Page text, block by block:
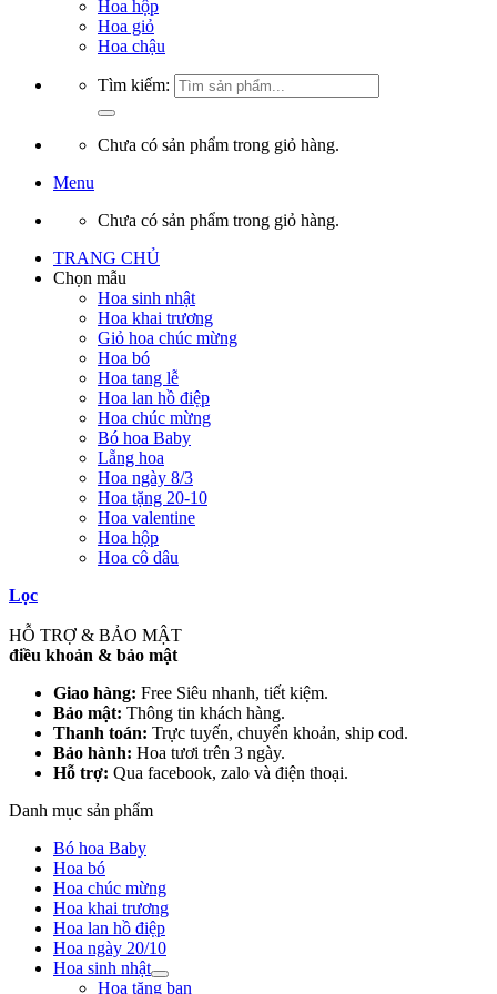
Hoa hộp
Hoa giỏ
Hoa chậu
Tìm kiếm:
Chưa có sản phẩm trong giỏ hàng.
Menu
Chưa có sản phẩm trong giỏ hàng.
TRANG CHỦ
Chọn mẫu
Hoa sinh nhật
Hoa khai trương
Giỏ hoa chúc mừng
Hoa bó
Hoa tang lễ
Hoa lan hồ điệp
Hoa chúc mừng
Bó hoa Baby
Lẵng hoa
Hoa ngày 8/3
Hoa tặng 20-10
Hoa valentine
Hoa hộp
Hoa cô dâu
Lọc
HỖ TRỢ & BẢO MẬT
điều khoản & bảo mật
Giao hàng: Free Siêu nhanh, tiết kiệm.
Bảo mật: Thông tin khách hàng.
Thanh toán: Trực tuyến, chuyển khoản, ship cod.
Bảo hành: Hoa tươi trên 3 ngày.
Hỗ trợ: Qua facebook, zalo và điện thoại.
Danh mục sản phẩm
Bó hoa Baby
Hoa bó
Hoa chúc mừng
Hoa khai trương
Hoa lan hồ điệp
Hoa ngày 20/10
Hoa sinh nhật
Hoa tặng bạn